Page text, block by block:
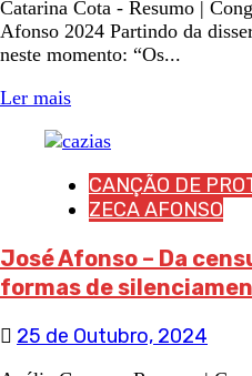
Catarina Cota - Resumo |
Afonso 2024 Partindo da
neste momento: “Os...
Ler mais
CANÇÃO DE
ZECA AFONSO
José Afonso – Da
formas de
25 de Outubro, 2024